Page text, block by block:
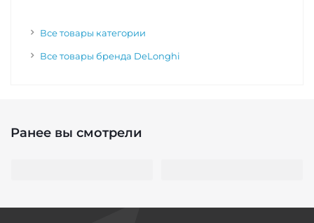
Все товары категории
Все товары бренда DeLonghi
Ранее вы смотрели